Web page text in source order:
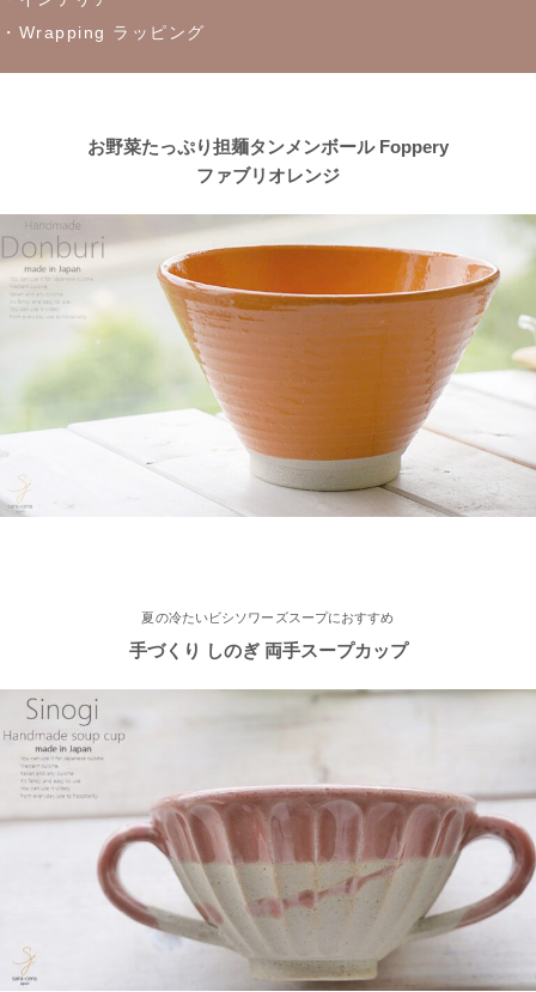
≪おすすめ≫自然感じる食卓、今日も美味しくいただきます！大
地の恵みで生きているシリーズ
2023/3/31
≪おすすめ≫ぬくもりカラーでほっこり♪波佐見焼 琥珀シリー
≪新着商品≫ 映える食卓
トルコブルーのきれいな器、入荷し
≪おすすめ≫春の陽気 かわいい桜のお茶碗♪
2023/2/21
≪おすすめ≫お世話になったあの人に…感謝を伝えるおすすめギ
フト♪
2023/2/16
≪新着商品≫ ほんわかかわいい♡椿の器、入荷しました♪
2023/2/13
・Wrapping ラッピング
お野菜たっぷり担麺タンメンボール Foppery
ファブリオレンジ
夏の冷たいビシソワーズスープにおすすめ
手づくり しのぎ 両手スープカップ